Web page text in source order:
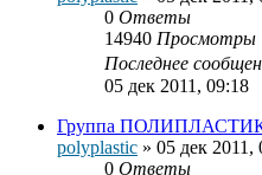
0 Ответы
14940 Просмотры
Последнее
05 дек 2011, 09:18
Группа ПОЛИПЛАСТИК,
polyplastic » 05 дек 2011,
0 Ответы